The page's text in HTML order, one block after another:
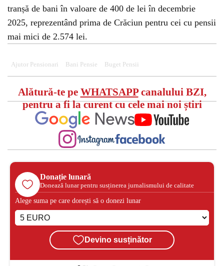
tranșă de bani în valoare de 400 de lei în decembrie
2025, reprezentând prima de Crăciun pentru cei cu pensii
mai mici de 2.574 lei.
Ajutor Pensionari Bani Pensie Buget Pensii
Alătură-te pe WHATSAPPcanalului BZI,
pentru a fi la curent cu cele mai noi știri
Donație lunară
Donează lunar pentru susținerea jurnalismului de calitate
Alege suma pe care dorești să o donezi lunar
Devino susținător